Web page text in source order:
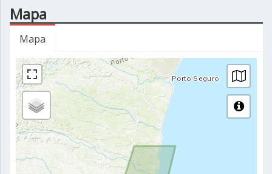
Mapa
Mapa